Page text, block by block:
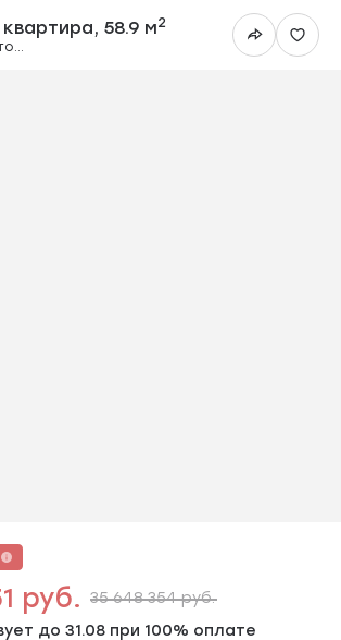
58.9 м2
руб. 35 648 354 руб.
до 31.08 при 100% оплате